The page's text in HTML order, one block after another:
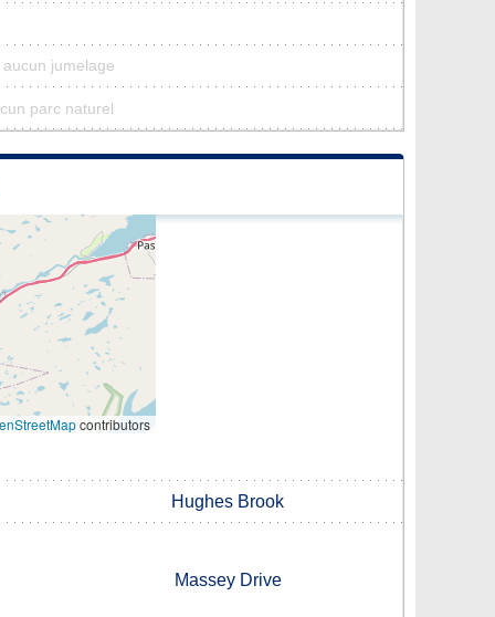
jumelage
parc naturel
contributors
Hughes Brook
Massey Drive